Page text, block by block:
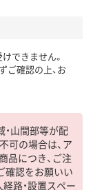
できません。
ご確認の上、お
・山間部等が配
可の場合は、ア
品につき、ご注
確認をお願いい
路・設置スペー